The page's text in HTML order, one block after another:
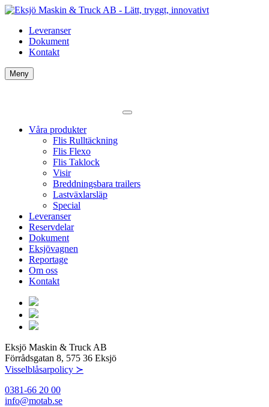
Leveranser
Dokument
Kontakt
Meny
Våra produkter
Flis Rulltäckning
Flis Flexo
Flis Taklock
Visir
Breddningsbara trailers
Lastväxlarsläp
Special
Leveranser
Reservdelar
Dokument
Eksjövagnen
Reportage
Om oss
Kontakt
Eksjö Maskin & Truck AB
Förrådsgatan 8, 575 36 Eksjö
Visselblåsarpolicy ≻
0381-66 20 00
info@motab.se